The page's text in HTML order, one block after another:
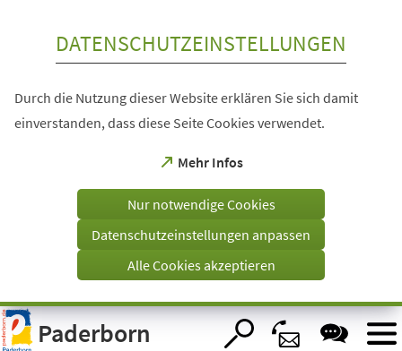
Visuelle
Assistenzsoftware
öffnen.
DATENSCHUTZEINSTELLUNGEN
Durch die Nutzung dieser Website erklären Sie sich damit
einverstanden, dass diese Seite Cookies verwendet.
Mehr Infos
(Öffnet
einem
Tab)
Nur notwendige Cookies
Datenschutzeinstellungen anpassen
Alle Cookies akzeptieren
Paderborn